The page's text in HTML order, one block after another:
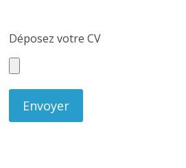
Déposez votre CV